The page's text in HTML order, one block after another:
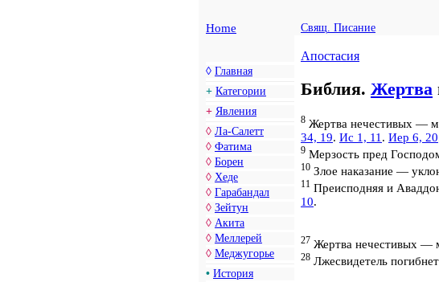
Home Свящ. Писание
◊ Главная
+ Категории
+ Явления
◊ Ла-Салетт
◊ Фатима
◊ Борен
◊ Хеде
◊ Гарабандал
◊ Зейтун
◊ Акита
◊ Меллерей
◊ Меджугорье
• История
Апостасия
Библия. Жертва
8 Жертва нечестивых —
34, 19. Ис 1, 11 . Иер 6, 20
9 Мерзость пред
10 Злое наказание —
11 Преисподняя и
10.
27 Жертва нечестивых —
28 Лжесвидетель